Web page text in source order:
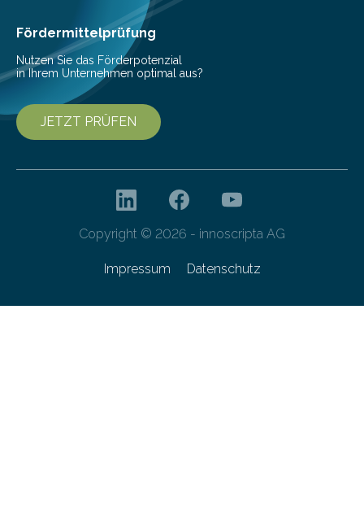
Fördermittelprüfung
Nutzen Sie das Förderpotenzial
in Ihrem Unternehmen optimal aus?
JETZT PRÜFEN
Copyright © 2026 - innoscripta AG
Impressum Datenschutz